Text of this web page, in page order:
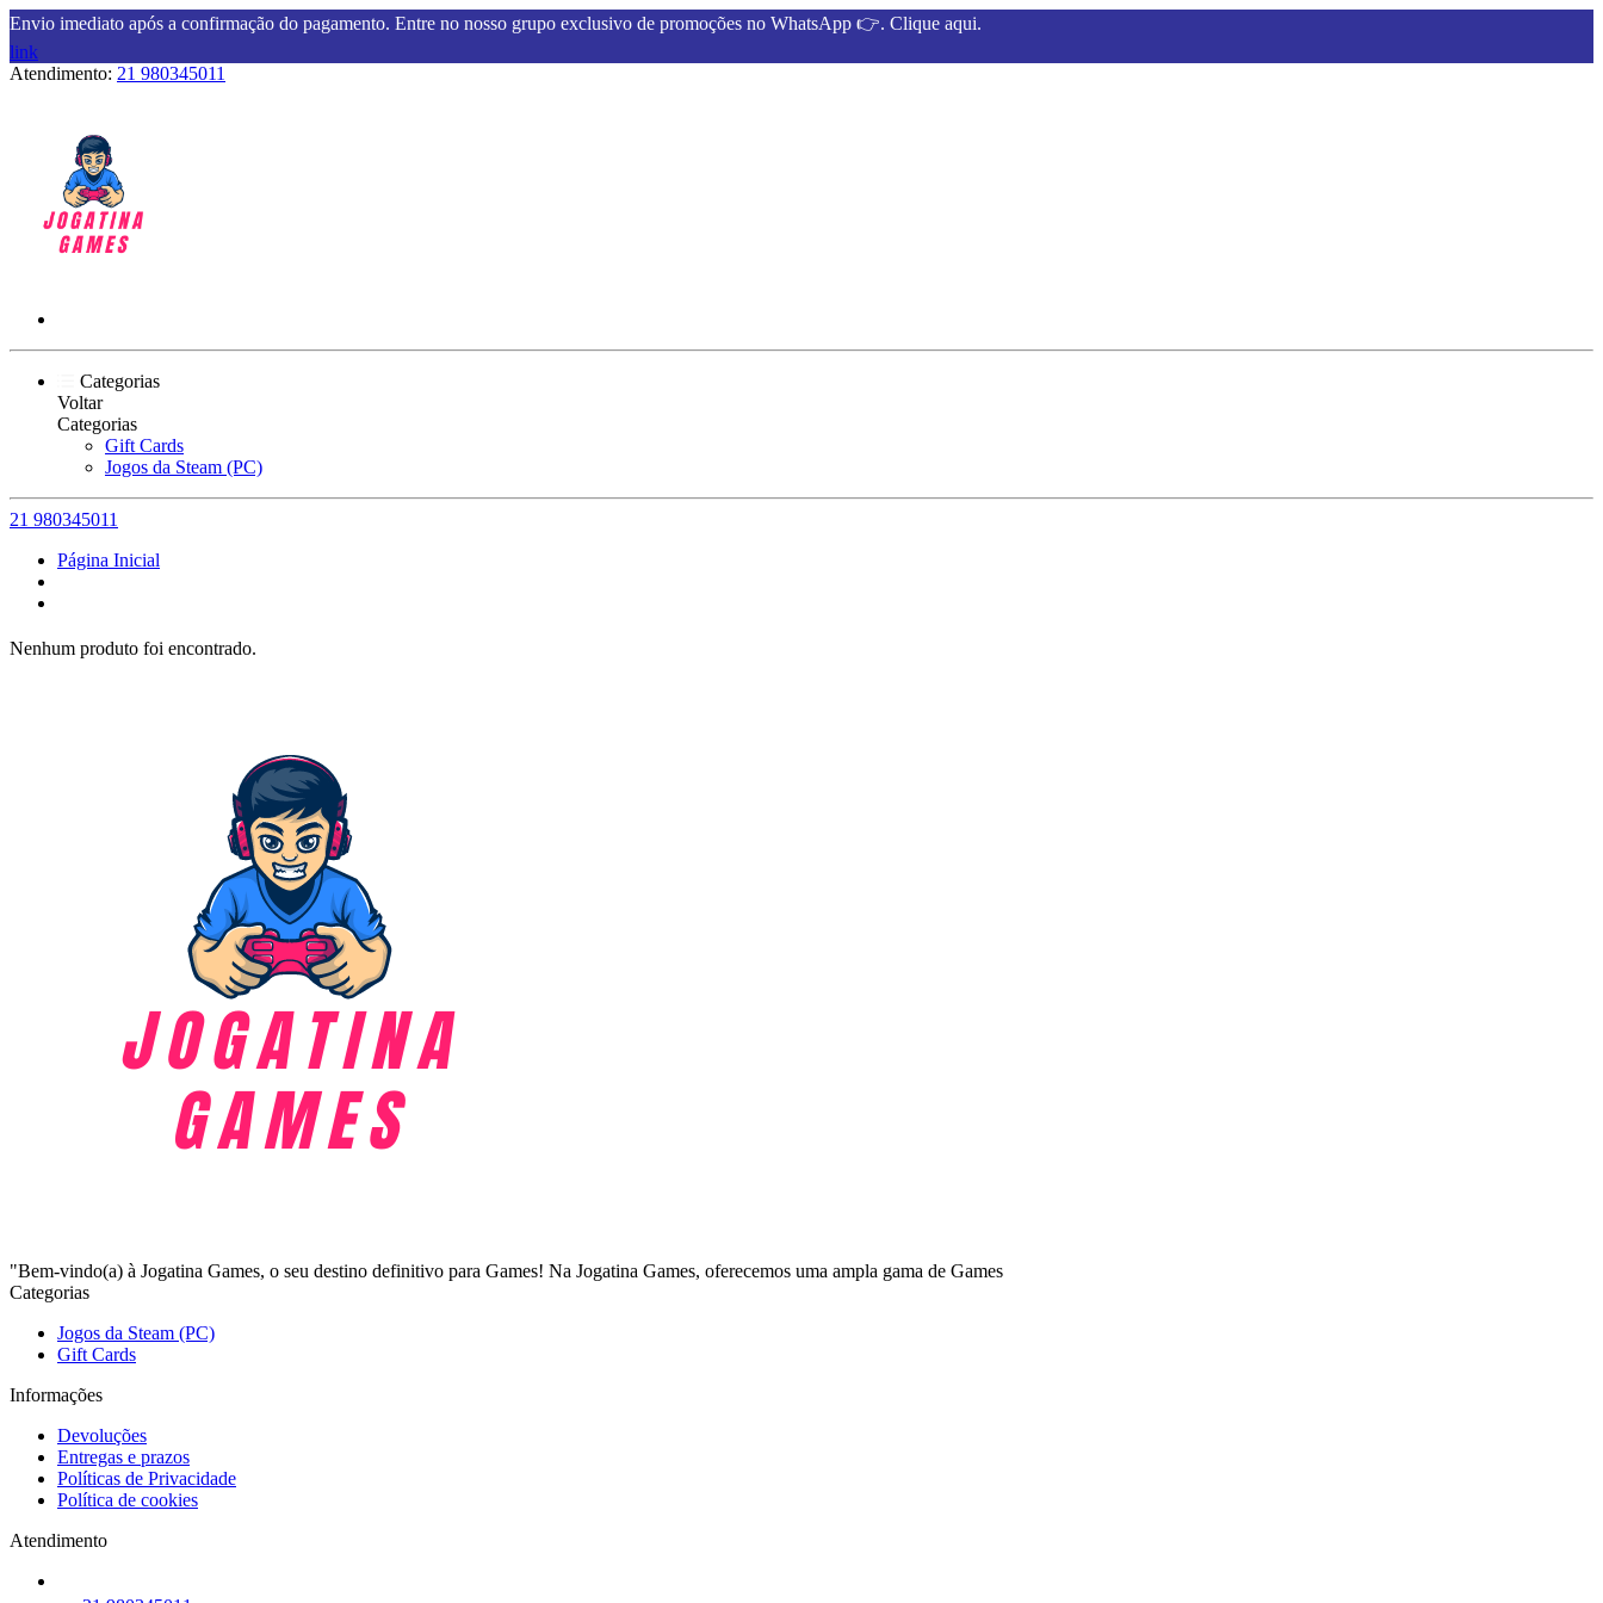
Envio imediato após a confirmação do pagamento. Entre no nosso grupo exclusivo de promoções no WhatsApp 👉. Clique aqui.
link
Atendimento: 21 980345011
Categorias
Voltar
Categorias
Gift Cards
Jogos da Steam (PC)
21 980345011
Página Inicial
Nenhum produto foi encontrado.
"Bem-vindo(a) à Jogatina Games, o seu destino definitivo para Games! Na Jogatina Games, oferecemos uma ampla gama de Games
Categorias
Jogos da Steam (PC)
Gift Cards
Informações
Devoluções
Entregas e prazos
Políticas de Privacidade
Política de cookies
Atendimento